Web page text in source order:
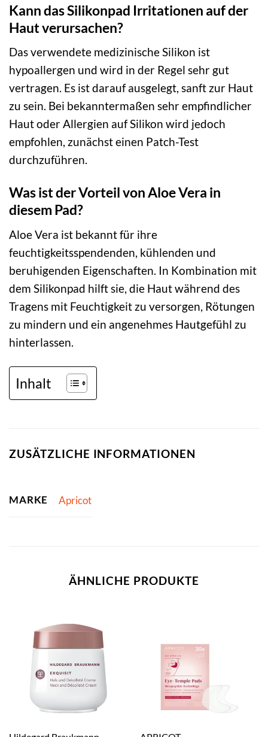
Kann das Silikonpad Irritationen auf der
Haut verursachen?
Das verwendete medizinische Silikon ist
hypoallergen und wird in der Regel sehr gut
vertragen. Es ist darauf ausgelegt, sanft zur Haut
zu sein. Bei bekanntermaßen sehr empfindlicher
Haut oder Allergien auf Silikon wird jedoch
empfohlen, zunächst einen Patch-Test
durchzuführen.
Was ist der Vorteil von Aloe Vera in
diesem Pad?
Aloe Vera ist bekannt für ihre
feuchtigkeitsspendenden, kühlenden und
beruhigenden Eigenschaften. In Kombination mit
dem Silikonpad hilft sie, die Haut während des
Tragens mit Feuchtigkeit zu versorgen, Rötungen
zu mindern und ein angenehmes Hautgefühl zu
hinterlassen.
Inhalt
ZUSÄTZLICHE INFORMATIONEN
MARKE Apricot
ÄHNLICHE PRODUKTE